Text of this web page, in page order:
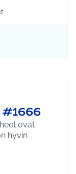
Liikunta ja
ovat
hyvin